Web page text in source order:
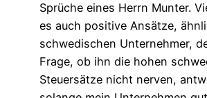
Sprüche eines Herrn Munter.
es auch positive Ansätze,
schwedischen Unternehmer,
Frage, ob ihn die hohen
Steuersätze nicht nerven,